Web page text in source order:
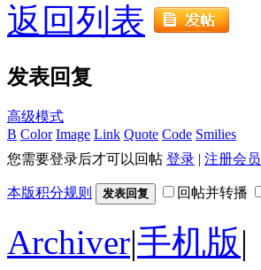
返回列表
发表回复
高级模式
B Color Image Link Quote Code Smilies
您需要登录后才可以回帖 登录 | 注册会员
本版积分规则 发表回复 回帖并转播
Archiver|手机版|